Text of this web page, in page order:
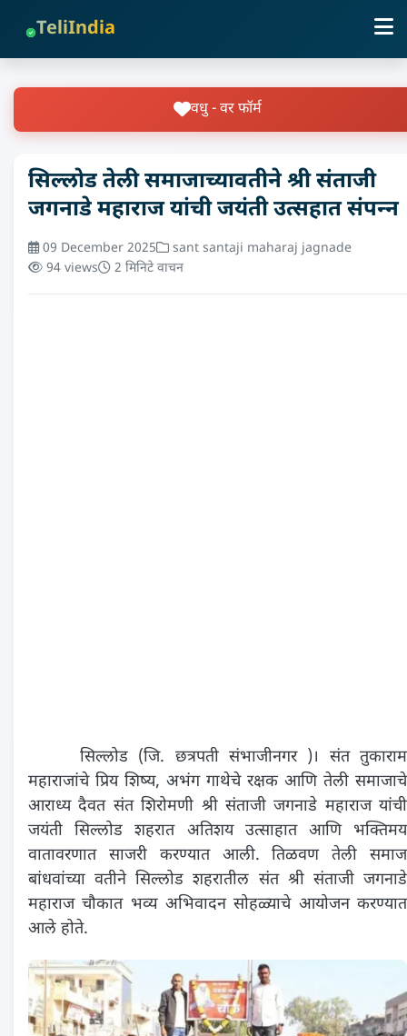
TeliIndia
वधु - वर फॉर्म
सिल्लोड तेली समाजाच्‍यावतीने श्री संताजी
जगनाडे महाराज यांची जयंती उत्‍सहात संपन्‍न
09 December 2025
sant santaji maharaj jagnade
94 views
2 मिनिटे वाचन
सिल्लोड (जि. छत्रपती संभाजीनगर )। संत तुकाराम
महाराजांचे प्रिय शिष्य, अभंग गाथेचे रक्षक आणि तेली समाजाचे
आराध्य दैवत संत शिरोमणी श्री संताजी जगनाडे महाराज यांची
जयंती सिल्लोड शहरात अतिशय उत्साहात आणि भक्तिमय
वातावरणात साजरी करण्यात आली. तिळवण तेली समाज
बांधवांच्या वतीने सिल्लोड शहरातील संत श्री संताजी जगनाडे
महाराज चौकात भव्य अभिवादन सोहळ्याचे आयोजन करण्यात
आले होते.